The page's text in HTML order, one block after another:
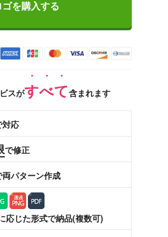
ゴを購入する
スがすべて含まれます
対応
で修正
両パターン作成
応じた形式で納品(複数可)